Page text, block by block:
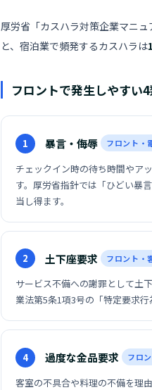
厚労省「カスハラ対策企業マニ
と、宿泊業で頻発するカスハラは
フロントで発生しやすい
1 暴言・侮辱 フロント・
チェックイン時の待ち時間やア
す。厚労省指針では「ひどい暴
当し得ます。
2 土下座要求 フロント・
サービス不備への謝罪として土
業法第5条1項3号の「特定要求
4 過度な金品要求 フロ
客室の不具合や料理の不備を理